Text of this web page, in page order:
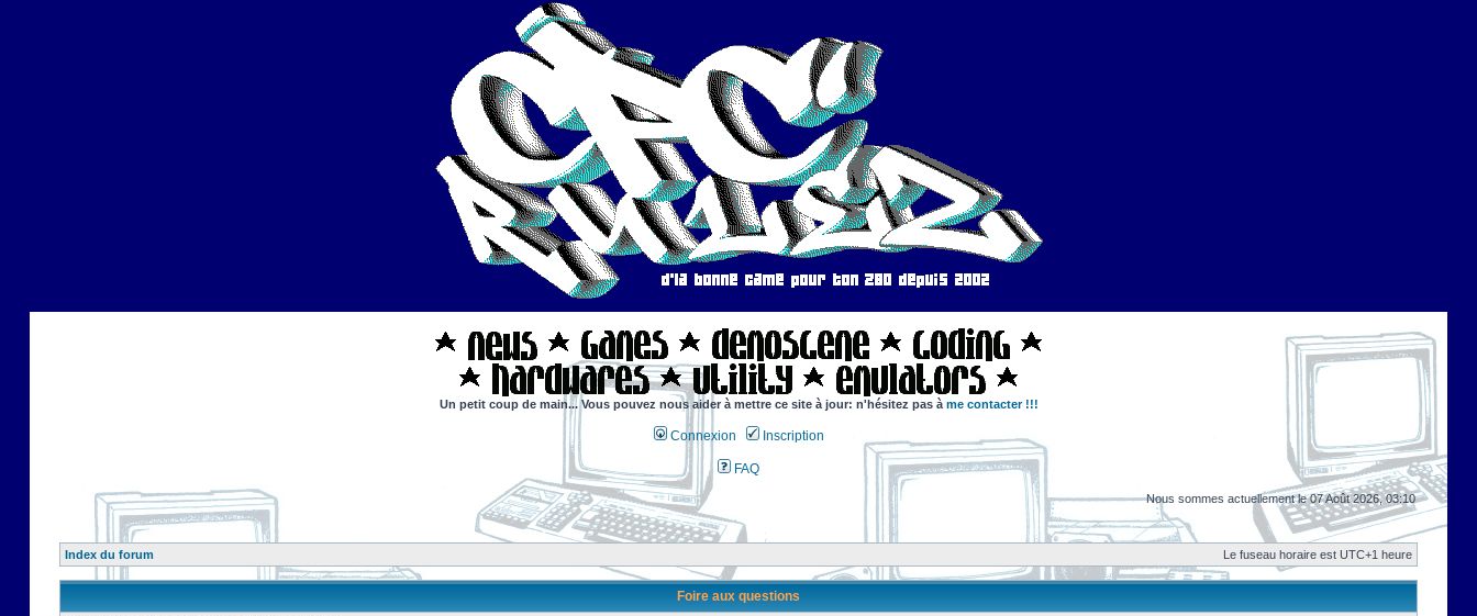
Un petit coup de main... Vous pouvez nous aider à mettre ce site à jour: n'hésitez pas à me contacter !!!
Connexion Inscription
FAQ
Nous sommes actuellement le 07 Août 2026, 03:10
Index du forum Le fuseau horaire est UTC+1 heure
Foire aux questions